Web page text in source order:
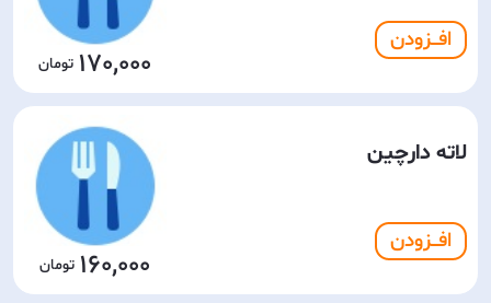
افـــزودن
170,000
لاته دارچین
افـــزودن
160,000